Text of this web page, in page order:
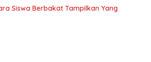
Siswa Berbakat Tampilkan Yang